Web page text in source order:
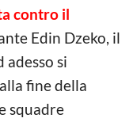
contro il
Edin Dzeko, il
adesso si
fine della
squadre